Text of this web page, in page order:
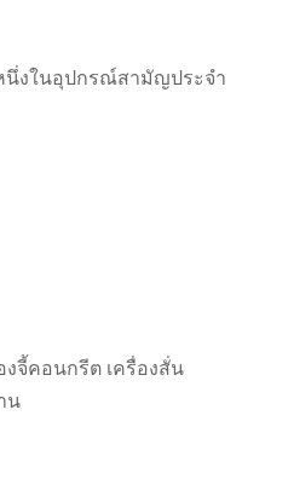
นึ่งในอุปกรณ์สามัญประจำ
งจี้คอนกรีต เครื่องสั่น
น